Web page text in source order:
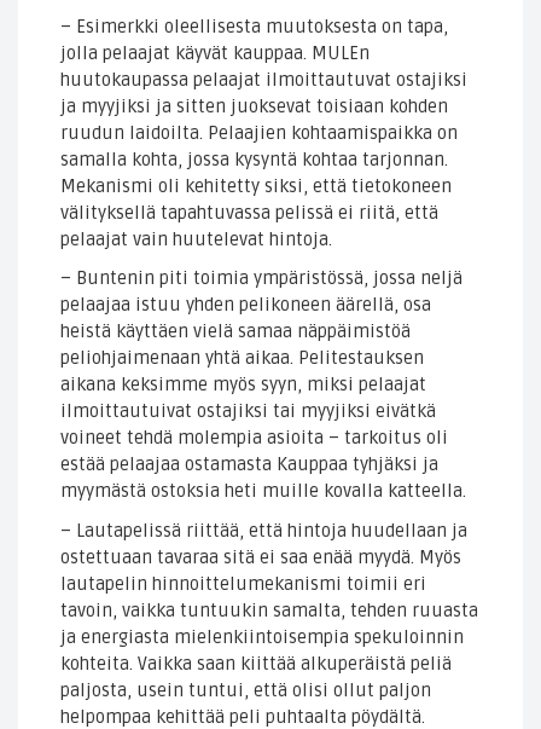
– Esimerkki oleellisesta muutoksesta on tapa,
jolla pelaajat käyvät kauppaa. MULEn
huutokaupassa pelaajat ilmoittautuvat ostajiksi
ja myyjiksi ja sitten juoksevat toisiaan kohden
ruudun laidoilta. Pelaajien kohtaamispaikka on
samalla kohta, jossa kysyntä kohtaa tarjonnan.
Mekanismi oli kehitetty siksi, että tietokoneen
välityksellä tapahtuvassa pelissä ei riitä, että
pelaajat vain huutelevat hintoja.
– Buntenin piti toimia ympäristössä, jossa neljä
pelaajaa istuu yhden pelikoneen äärellä, osa
heistä käyttäen vielä samaa näppäimistöä
peliohjaimenaan yhtä aikaa. Pelitestauksen
aikana keksimme myös syyn, miksi pelaajat
ilmoittautuivat ostajiksi tai myyjiksi eivätkä
voineet tehdä molempia asioita – tarkoitus oli
estää pelaajaa ostamasta Kauppaa tyhjäksi ja
myymästä ostoksia heti muille kovalla katteella.
– Lautapelissä riittää, että hintoja huudellaan ja
ostettuaan tavaraa sitä ei saa enää myydä. Myös
lautapelin hinnoittelumekanismi toimii eri
tavoin, vaikka tuntuukin samalta, tehden ruuasta
ja energiasta mielenkiintoisempia spekuloinnin
kohteita. Vaikka saan kiittää alkuperäistä peliä
paljosta, usein tuntui, että olisi ollut paljon
helpompaa kehittää peli puhtaalta pöydältä.